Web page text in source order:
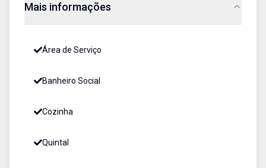
Mais informações
Área de Serviço
Banheiro Social
Cozinha
Quintal